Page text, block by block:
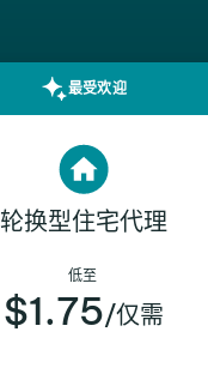
最受欢迎
轮换型住宅代理
低至
$1.75/仅需